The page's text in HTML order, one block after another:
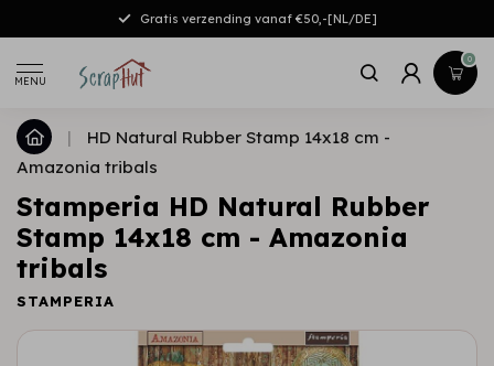
Gratis verzending vanaf €50,-[NL/DE]
MENU
0
|
HD Natural Rubber Stamp 14x18 cm -
Amazonia tribals
Stamperia HD Natural Rubber
Stamp 14x18 cm - Amazonia
tribals
STAMPERIA